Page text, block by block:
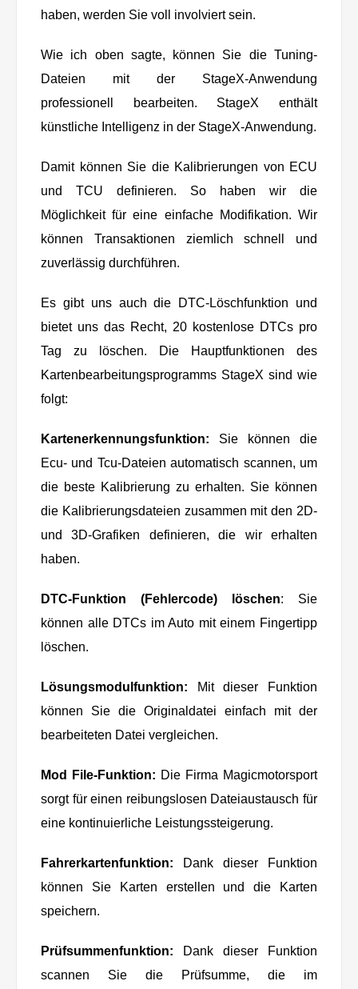
haben, werden Sie voll involviert sein.
Wie ich oben sagte, können Sie die Tuning-
Dateien mit der StageX-Anwendung
professionell bearbeiten. StageX enthält
künstliche Intelligenz in der StageX-Anwendung.
Damit können Sie die Kalibrierungen von ECU
und TCU definieren. So haben wir die
Möglichkeit für eine einfache Modifikation. Wir
können Transaktionen ziemlich schnell und
zuverlässig durchführen.
Es gibt uns auch die DTC-Löschfunktion und
bietet uns das Recht, 20 kostenlose DTCs pro
Tag zu löschen. Die Hauptfunktionen des
Kartenbearbeitungsprogramms StageX sind wie
folgt:
Kartenerkennungsfunktion: Sie können die
Ecu- und Tcu-Dateien automatisch scannen, um
die beste Kalibrierung zu erhalten. Sie können
die Kalibrierungsdateien zusammen mit den 2D-
und 3D-Grafiken definieren, die wir erhalten
haben.
DTC-Funktion (Fehlercode) löschen: Sie
können alle DTCs im Auto mit einem Fingertipp
löschen.
Lösungsmodulfunktion: Mit dieser Funktion
können Sie die Originaldatei einfach mit der
bearbeiteten Datei vergleichen.
Mod File-Funktion: Die Firma Magicmotorsport
sorgt für einen reibungslosen Dateiaustausch für
eine kontinuierliche Leistungssteigerung.
Fahrerkartenfunktion: Dank dieser Funktion
können Sie Karten erstellen und die Karten
speichern.
Prüfsummenfunktion: Dank dieser Funktion
scannen Sie die Prüfsumme, die im